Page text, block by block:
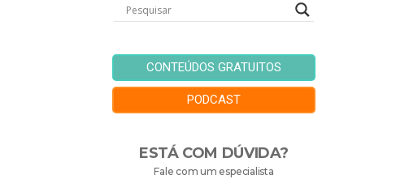
CONTEÚDOS GRATUITOS
PODCAST
ESTÁ COM DÚVIDA?
Fale com um especialista